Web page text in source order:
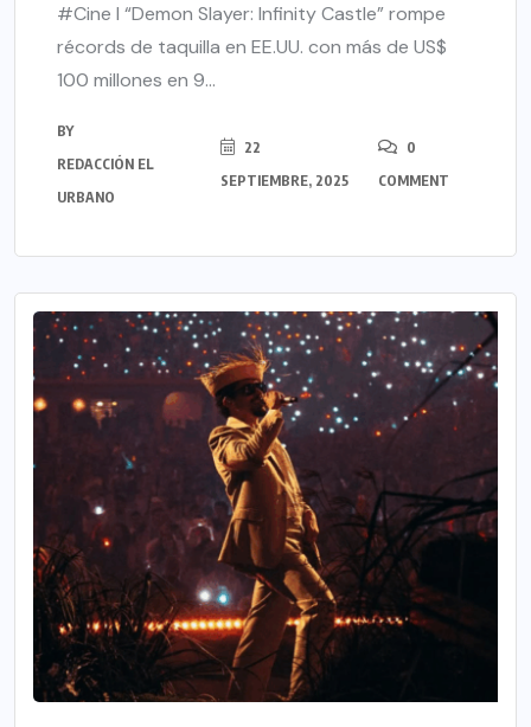
#Cine l “Demon Slayer: Infinity Castle” rompe
récords de taquilla en EE.UU. con más de US$
100 millones en 9...
BY
REDACCIÓN EL
URBANO
22
SEPTIEMBRE, 2025
0
COMMENT